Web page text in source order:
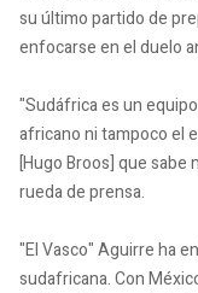
su último partido de
enfocarse en el duelo
"Sudáfrica es un
africano ni tampoco el
[Hugo Broos] que
rueda de prensa.
"El Vasco" Aguirre ha
sudafricana. Con